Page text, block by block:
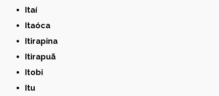
Itaí
Itaóca
Itirapina
Itirapuã
Itobi
Itu